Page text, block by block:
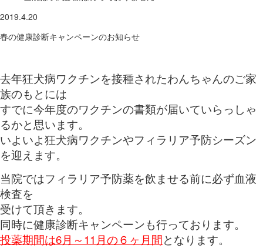
2019.4.20
春の健康診断キャンペーンのお知らせ
去年狂犬病ワクチンを接種されたわんちゃんのご家
族のもとには
すでに今年度のワクチンの書類が届いていらっしゃ
るかと思います。
いよいよ狂犬病ワクチンやフィラリア予防シーズン
を迎えます。
当院ではフィラリア予防薬を飲ませる前に必ず血液
検査を
受けて頂きます。
同時に健康診断キャンペーンも行っております。
投薬期間は6月～11月の６ヶ月間となります。